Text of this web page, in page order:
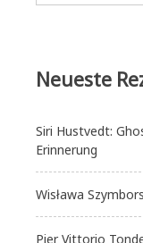
Neueste
Siri Hustvedt:
Erinnerung
Wisława
Pier Vittorio